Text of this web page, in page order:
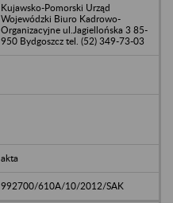
Kujawsko-Pomorski Urząd
Wojewódzki Biuro Kadrowo-
Organizacyjne ul.Jagiellońska 3 85-
950 Bydgoszcz tel. (52) 349-73-03
akta
992700/610A/10/2012/SAK